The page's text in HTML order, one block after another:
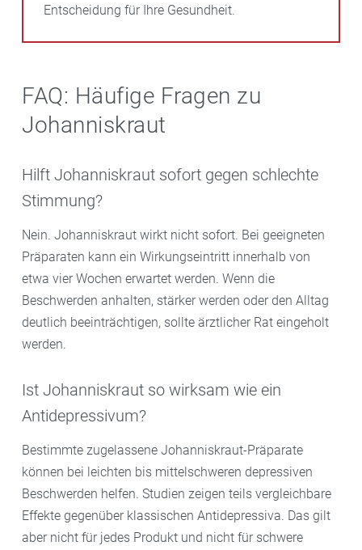
Entscheidung für Ihre Gesundheit.
FAQ: Häufige Fragen zu
Johanniskraut
Hilft Johanniskraut sofort gegen schlechte
Stimmung?
Nein. Johanniskraut wirkt nicht sofort. Bei geeigneten
Präparaten kann ein Wirkungseintritt innerhalb von
etwa vier Wochen erwartet werden. Wenn die
Beschwerden anhalten, stärker werden oder den Alltag
deutlich beeinträchtigen, sollte ärztlicher Rat eingeholt
werden.
Ist Johanniskraut so wirksam wie ein
Antidepressivum?
Bestimmte zugelassene Johanniskraut-Präparate
können bei leichten bis mittelschweren depressiven
Beschwerden helfen. Studien zeigen teils vergleichbare
Effekte gegenüber klassischen Antidepressiva. Das gilt
aber nicht für jedes Produkt und nicht für schwere